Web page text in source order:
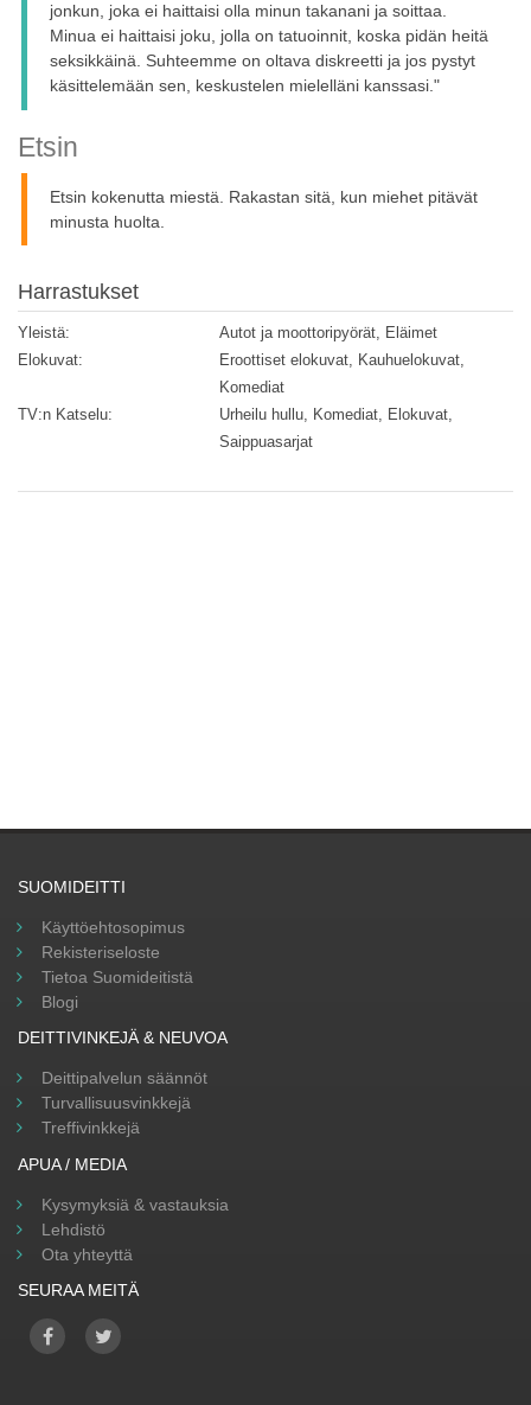
jonkun, joka ei haittaisi olla minun takanani ja soittaa.
Minua ei haittaisi joku, jolla on tatuoinnit, koska pidän heitä
seksikkäinä. Suhteemme on oltava diskreetti ja jos pystyt
käsittelemään sen, keskustelen mielelläni kanssasi."
Etsin
Etsin kokenutta miestä. Rakastan sitä, kun miehet pitävät
minusta huolta.
Harrastukset
Yleistä:
Autot ja moottoripyörät, Eläimet
Elokuvat:
Eroottiset elokuvat, Kauhuelokuvat,
Komediat
TV:n Katselu:
Urheilu hullu, Komediat, Elokuvat,
Saippuasarjat
SUOMIDEITTI
Käyttöehtosopimus
Rekisteriseloste
Tietoa Suomideitistä
Blogi
DEITTIVINKEJÄ & NEUVOA
Deittipalvelun säännöt
Turvallisuusvinkkejä
Treffivinkkejä
APUA / MEDIA
Kysymyksiä & vastauksia
Lehdistö
Ota yhteyttä
SEURAA MEITÄ